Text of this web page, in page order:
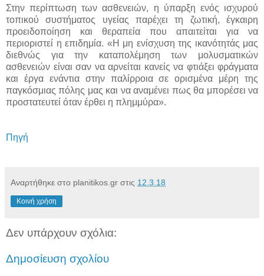
Στην περίπτωση των ασθενειών, η ύπαρξη ενός ισχυρού
τοπικού συστήματος υγείας παρέχει τη ζωτική, έγκαιρη
προειδοποίηση και θεραπεία που απαιτείται για να
περιοριστεί η επιδημία. «Η μη ενίσχυση της ικανότητάς μας
διεθνώς για την καταπολέμηση των μολυσματικών
ασθενειών είναι σαν να αρνείται κανείς να φτιάξει φράγματα
και έργα ενάντια στην παλίρροια σε ορισμένα μέρη της
παγκόσμιας πόλης μας και να αναμένει πως θα μπορέσει να
προστατευτεί όταν έρθει η πλημμύρα».
Πηγή
Αναρτήθηκε στο planitikos.gr στις 12.3.18
Κοινή χρήση
Δεν υπάρχουν σχόλια:
Δημοσίευση σχολίου